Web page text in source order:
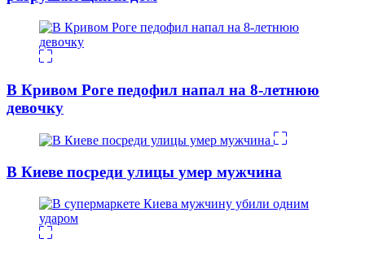
В Кривом Роге педофил напал на 8-летнюю
девочку
В Киеве посреди улицы умер мужчина